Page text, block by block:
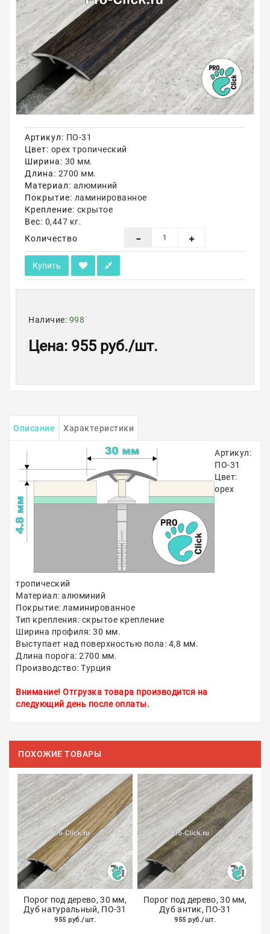
Садовая мебель
Оплата
Доставка
Самовывоз
Акции
Артикул: ПО-31
Цвет: орех тропический
Ширина: 30 мм.
Длина: 2700 мм.
Материал: алюминий
Покрытие: ламинированное
Крепление: скрытое
Вес: 0,447 кг.
Количество
Купить
Наличие: 998
Цена: 955 руб./шт.
Описание Характеристики
Артикул:
ПО-31
Цвет:
орех
тропический
Материал: алюминий
Покрытие: ламинированное
Тип крепления: скрытое крепление
Ширина профиля: 30 мм.
Выступает над поверхностью пола: 4,8 мм.
Длина порога: 2700 мм.
Производство: Турция
Внимание! Отгрузка товара производится на
следующий день после оплаты.
ПОХОЖИЕ ТОВАРЫ
Порог под дерево, 30 мм,
Дуб натуральный, ПО-31
955 руб./шт.
Порог под дерево, 30 мм,
Дуб антик, ПО-31
955 руб./шт.